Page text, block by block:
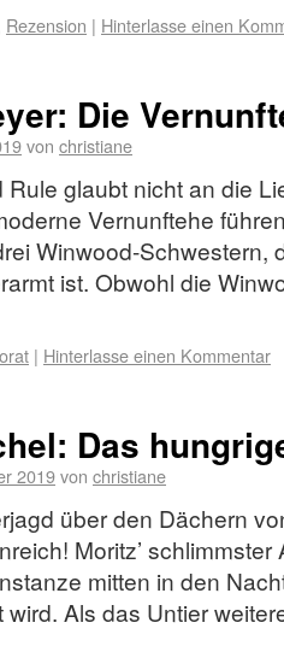
Rezension | Hinterlasse einen
Die
von christiane
glaubt nicht an die
Vernunftehe
Winwood-Schwestern,
ist. Obwohl die
| Hinterlasse einen Kommentar
Das
2019von christiane
über den Dächern
Moritz’ schlimmster
mitten in den
wird. Als das Untier